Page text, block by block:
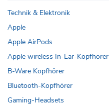
Technik & Elektronik
Apple
Apple AirPods
Apple wireless In-Ear-Kopfhörer
B-Ware Kopfhörer
Bluetooth-Kopfhörer
Gaming-Headsets